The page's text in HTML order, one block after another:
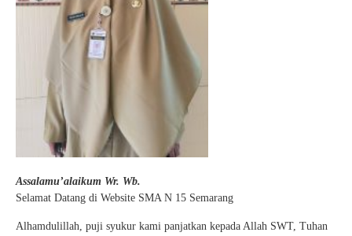
Assalamu’alaikum Wr. Wb.
Selamat Datang di Website SMA N 15 Semarang
Alhamdulillah, puji syukur kami panjatkan kepada Allah SWT, Tuhan